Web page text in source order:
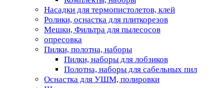
Насадки для термопистолетов, клей
Ролики, оснастка для плиткорезов
Мешки, Фильтра для пылесосов
опресовка
Пилки, полотна, наборы
Пилки, наборы для лобзиков
Полотна, наборы для сабельных пил
Оснастка для УШМ, полировки